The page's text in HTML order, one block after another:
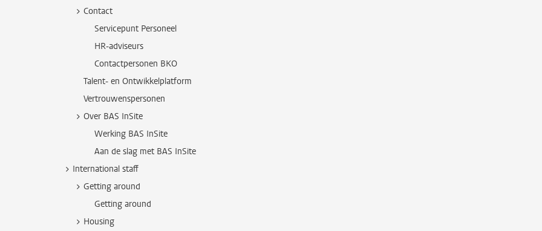
Contact
Servicepunt Personeel
HR-adviseurs
Contactpersonen BKO
Talent- en Ontwikkelplatform
Vertrouwenspersonen
Over BAS InSite
Werking BAS InSite
Aan de slag met BAS InSite
International staff
Getting around
Getting around
Housing